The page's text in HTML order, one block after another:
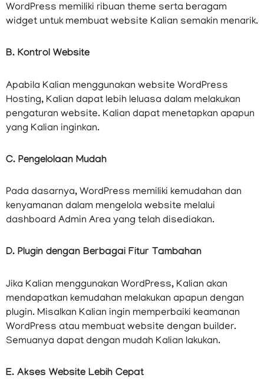
WordPress memiliki ribuan theme serta beragam
widget untuk membuat website Kalian semakin menarik.
B. Kontrol Website
Apabila Kalian menggunakan website WordPress
Hosting, Kalian dapat lebih leluasa dalam melakukan
pengaturan website. Kalian dapat menetapkan apapun
yang Kalian inginkan.
C. Pengelolaan Mudah
Pada dasarnya, WordPress memiliki kemudahan dan
kenyamanan dalam mengelola website melalui
dashboard Admin Area yang telah disediakan.
D. Plugin dengan Berbagai Fitur Tambahan
Jika Kalian menggunakan WordPress, Kalian akan
mendapatkan kemudahan melakukan apapun dengan
plugin. Misalkan Kalian ingin memperbaiki keamanan
WordPress atau membuat website dengan builder.
Semuanya dapat dengan mudah Kalian lakukan.
E. Akses Website Lebih Cepat